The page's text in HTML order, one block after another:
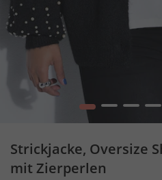
1 2 3 4
Strickjacke, Oversize
mit Zierperlen